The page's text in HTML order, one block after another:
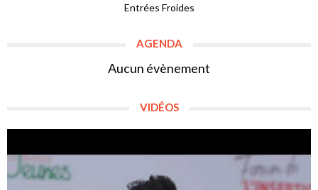
Entrées Froides
AGENDA
Aucun évènement
VIDÉOS